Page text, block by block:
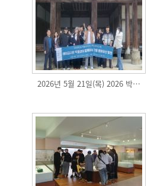
2026년 5월 21일(목) 2026 박…